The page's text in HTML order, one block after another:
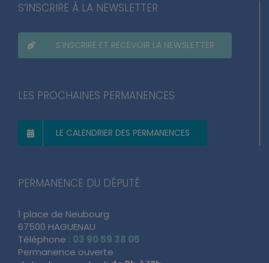
S’INSCRIRE À LA NEWSLETTER
S’INSCRIRE ET RECEVOIR LA NEWSLETTER
LES PROCHAINES PERMANENCES
LE CALENDRIER DES PERMANENCES
PERMANENCE DU DÉPUTÉ
1 place de Neubourg
67500 HAGUENAU
Téléphone : 03 90 59 38 05
Permanence ouverte